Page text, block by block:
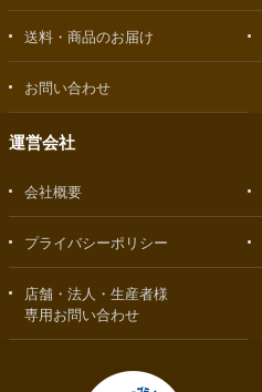
送料・商品のお届け
お問い合わせ
運営会社
会社概要
プライバシーポリシー
店舗・法人・生産者様
専用お問い合わせ